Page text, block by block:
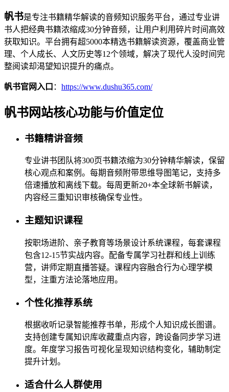
帆书是专注书籍精华解读的音频知识服务平台，通过专业讲
书人把经典书籍浓缩成30分钟音频，让用户利用碎片时间高效
获取知识。平台拥有超5000本精选书籍解读资源，覆盖商业管
理、个人成长、人文历史等12个领域，解决了现代人没时间完
整阅读却渴望知识提升的痛点。
帆书官网入口 ： https://www.dushu365.com/
帆书网站核心功能与价值定位
书籍精讲音频
专业讲书团队将300页书籍浓缩为30分钟精华解读，保留
核心观点和案例。每期音频附带思维导图笔记，支持多
倍速播放和离线下载。每周更新20+本全球新书解读，
内容经三重知识审核确保专业性。
主题知识课程
按职场进阶、亲子教育等场景设计系统课程，每套课程
包含12-15节实战内容。配备专属学习社群和线上训练
营，讲师定期直播答疑。课程内容融合行为心理学模
型，注重方法论落地应用。
个性化推荐系统
根据收听记录智能推荐书单，形成个人知识成长图谱。
支持创建专属知识库收藏重点内容，跨设备同步学习进
度。年度学习报告可视化呈现知识结构变化，辅助制定
提升计划。
适合什么人群使用